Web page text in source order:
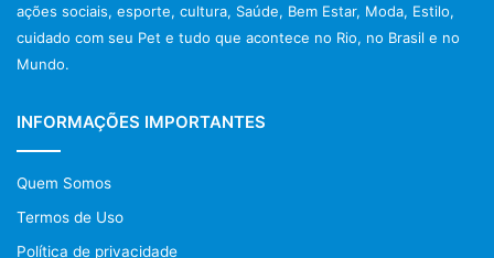
ações sociais, esporte, cultura, Saúde, Bem Estar, Moda, Estilo,
cuidado com seu Pet e tudo que acontece no Rio, no Brasil e no
Mundo.
INFORMAÇÕES IMPORTANTES
Quem Somos
Termos de Uso
Política de privacidade